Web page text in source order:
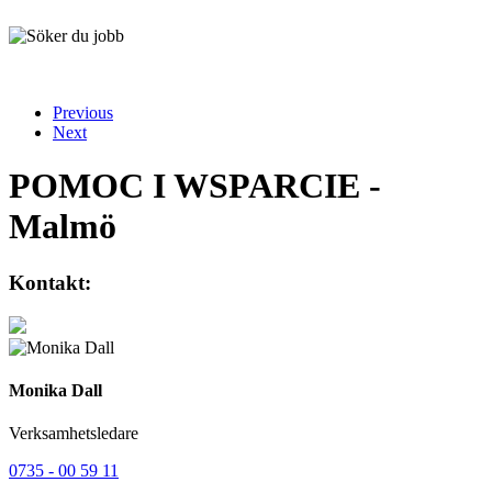
Previous
Next
POMOC I WSPARCIE -
Malmö
Kontakt:
Monika Dall
Verksamhetsledare
0735 - 00 59 11